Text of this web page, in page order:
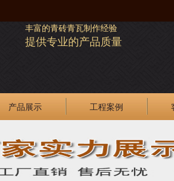
丰富的青砖青瓦制作经验
提供专业的产品质量
产品展示 工程案例